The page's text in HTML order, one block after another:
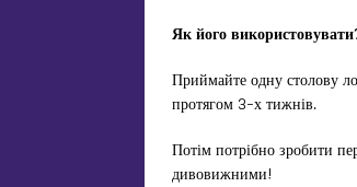
Як його
Приймайте одну столову
протягом 3-х тижнів.
Потім потрібно зробити
дивовижними!